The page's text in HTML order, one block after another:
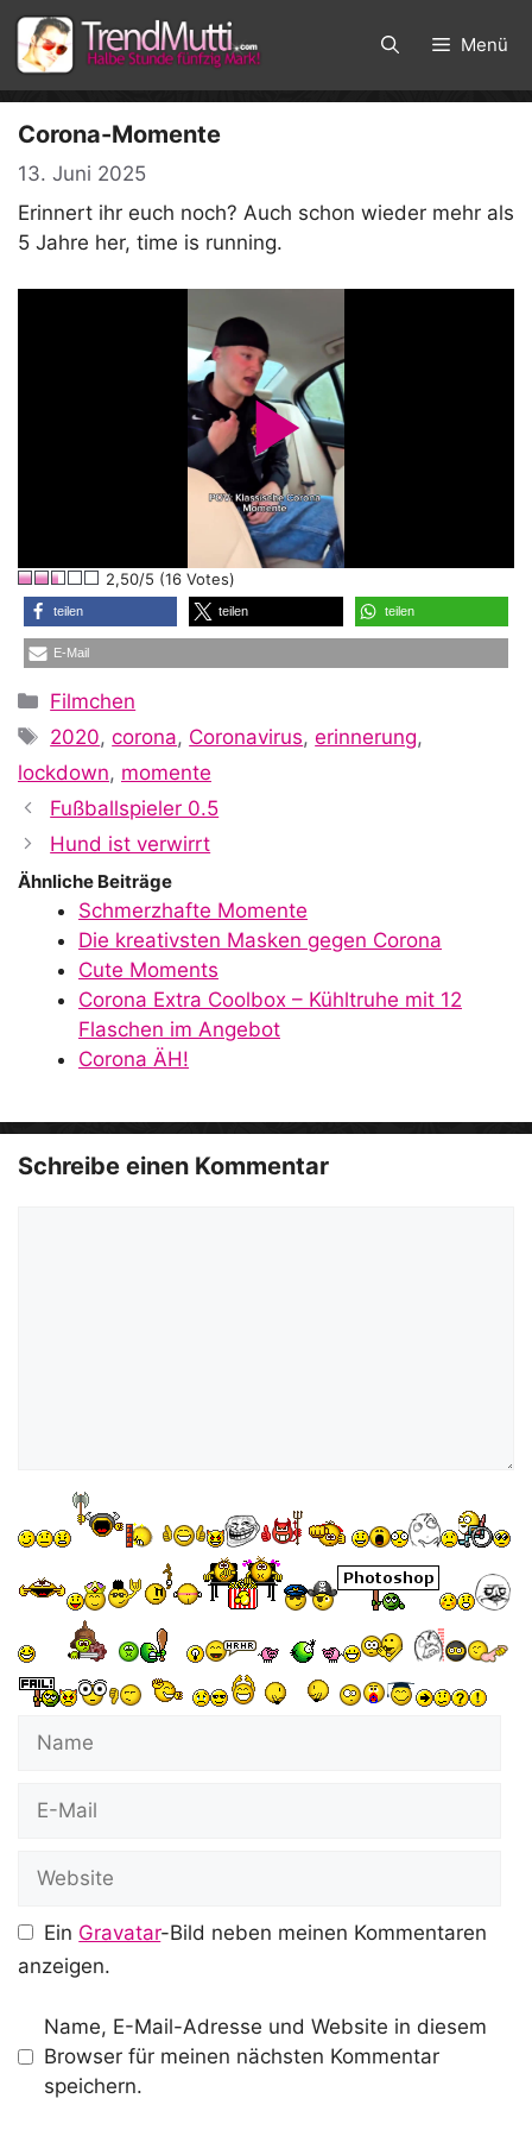
Zum
Inhalt
springen
Menü
Corona-Momente
13. Juni 2025
Erinnert ihr euch noch? Auch schon wieder mehr als
5 Jahre her, time is running.
P
l
a
y
i
d
e
o
2,50/5 (16 Votes)
teilen teilen teilen
E-Mail
Kategorien
Filmchen
Schlagwörter
2020,corona, Coronavirus,erinnerung,
lockdown, momente
Fußballspieler 0.5
Hund ist verwirrt
Ähnliche Beiträge
Schmerzhafte Momente
Die kreativsten Masken gegen Corona
Cute Moments
Corona Extra Coolbox – Kühltruhe mit 12
Flaschen im Angebot
Corona ÄH!
Schreibe einen Kommentar
Name
Website
Ein Gravatar-Bild neben meinen Kommentaren
anzeigen.
Name, E-Mail-Adresse und Website in diesem
Browser für meinen nächsten Kommentar
speichern.